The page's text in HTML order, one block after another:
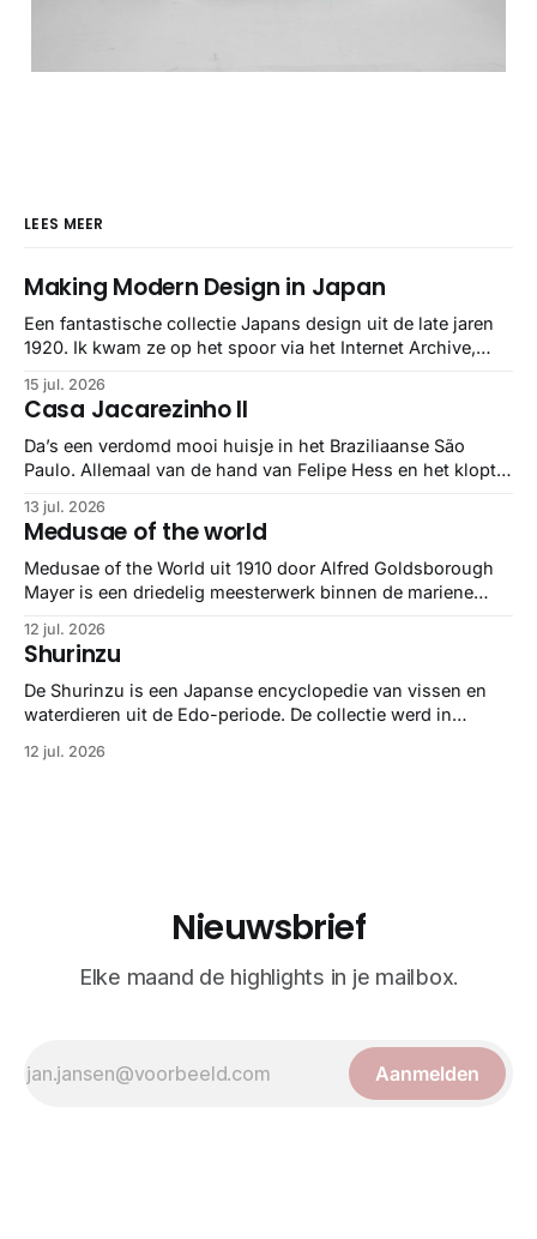
LEES MEER
Making Modern Design in Japan
Een fantastische collectie Japans design uit de late jaren
1920. Ik kwam ze op het spoor via het Internet Archive,
gebundeld in een: boek ✨ Daarin hebben ze alle scans een
stuk netter getrokken, maar op deze manier vind ik ze er
minstens
15 jul. 2026
Casa Jacarezinho II
Da’s een verdomd mooi huisje in het Braziliaanse São
Paulo. Allemaal van de hand van Felipe Hess en het klopt
13 jul. 2026
Medusae of the world
Medusae of the World uit 1910 door Alfred Goldsborough
Mayer is een driedelig meesterwerk binnen de mariene
gedetailleerd overzicht van kwallensoorten en hun
taxonomie. Het boek staat bekend om de combinatie van
strikte wetenschap met prachtige, handgetekende
illustraties en kleurendrukplaten van Mayer zelf.
12 jul. 2026
Shurinzu
De Shurinzu is een Japanse encyclopedie van vissen en
waterdieren uit de Edo-periode. De collectie werd in
bekend om verfijnde technieken en bijna driedimensionale
12 jul. 2026
Nieuwsbrief
Elke maand de highlights in je mailbox.
Aanmelden